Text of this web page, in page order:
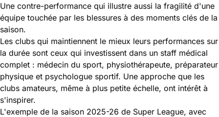
Une contre-performance qui illustre aussi la fragilité d'une
équipe touchée par les blessures à des moments clés de la
saison.
Les clubs qui maintiennent le mieux leurs performances sur
la durée sont ceux qui investissent dans un staff médical
complet : médecin du sport, physiothérapeute, préparateur
physique et psychologue sportif. Une approche que les
clubs amateurs, même à plus petite échelle, ont intérêt à
s'inspirer.
L'exemple de la saison 2025-26 de Super League, avec